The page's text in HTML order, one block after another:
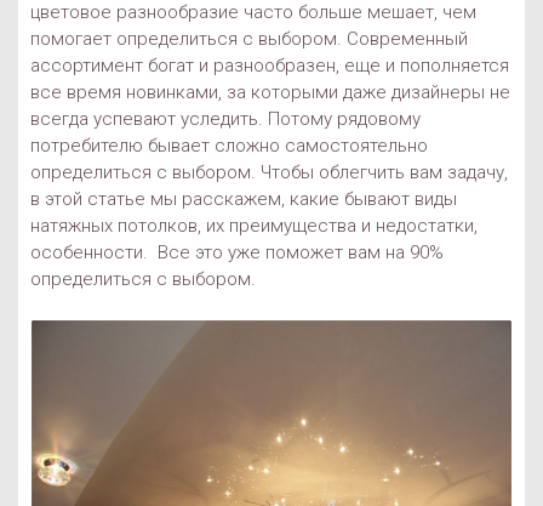
цветовое разнообразие часто больше мешает, чем
помогает определиться с выбором. Современный
ассортимент богат и разнообразен, еще и пополняется
все время новинками, за которыми даже дизайнеры не
всегда успевают уследить. Потому рядовому
потребителю бывает сложно самостоятельно
определиться с выбором. Чтобы облегчить вам задачу,
в этой статье мы расскажем, какие бывают виды
натяжных потолков, их преимущества и недостатки,
особенности. Все это уже поможет вам на 90%
определиться с выбором.